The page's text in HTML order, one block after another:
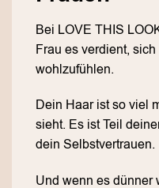
Bei LOVE THIS
Frau es verdient,
wohlzufühlen.
Dein Haar ist so viel
sieht. Es ist Teil
dein Selbstvertrauen.
Und wenn es dünner